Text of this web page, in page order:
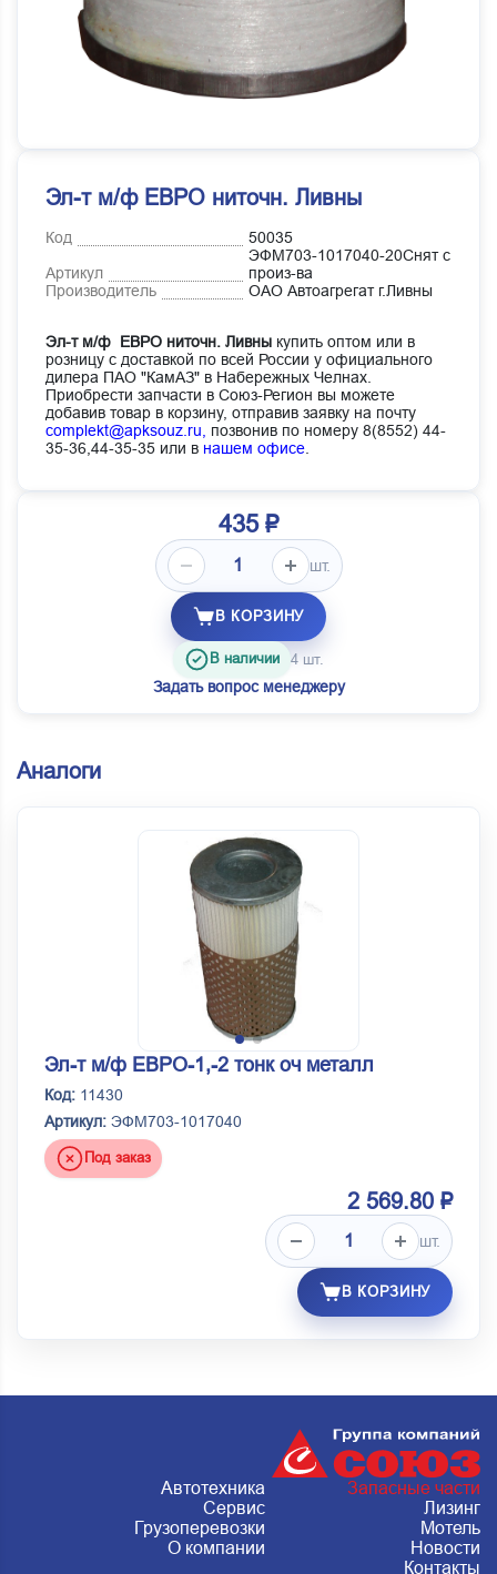
Эл-т м/ф ЕВРО ниточн. Ливны
Код
50035
Артикул
ЭФМ703-1017040-20Снят с
произ-ва
Производитель
ОАО Автоагрегат г.Ливны
Эл-т м/ф ЕВРО ниточн. Ливны купить оптом или в
розницу с доставкой по всей России у официального
дилера ПАО "КамАЗ" в Набережных Челнах.
Приобрести запчасти в Союз-Регион вы можете
добавив товар в корзину, отправив заявку на почту
complekt@apksouz.ru,
позвонив по номеру 8(8552) 44-
35-36,44-35-35 или в нашем офисе
435 ₽
шт.
В КОРЗИНУ
В наличии 4 шт.
Задать вопрос менеджеру
Аналоги
Эл-т м/ф ЕВРО-1,-2 тонк оч металл
Код: 11430
Артикул: ЭФМ703-1017040
Под заказ
2 569.80 ₽
шт.
В КОРЗИНУ
Автотехника
Запасные части
Сервис
Лизинг
Грузоперевозки
Мотель
О компании
Новости
Контакты